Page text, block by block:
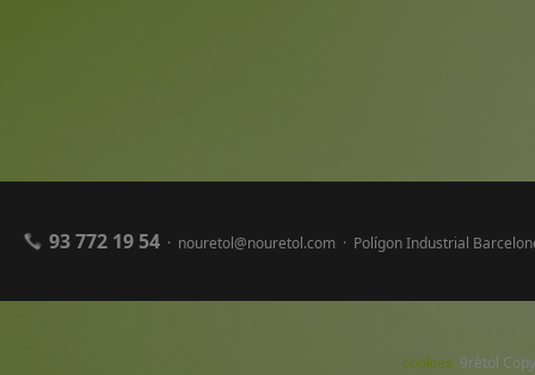
93 772 19 54 · nouretol@nouretol.com · Polígon Industrial
cookies 9rètol